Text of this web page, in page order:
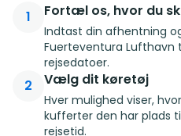
1 Fortæl os, hvor du
Indtast din afhentning
Fuerteventura Lufthavn
rejsedatoer.
2 Vælg dit køretøj
Hver mulighed viser,
kufferter den har plads
rejsetid.